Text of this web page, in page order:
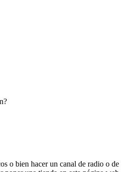
o bien hacer un canal de radio o de